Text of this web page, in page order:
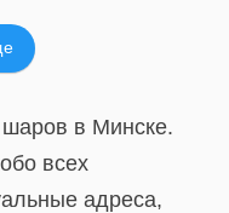
в Минске.
всех
адреса,